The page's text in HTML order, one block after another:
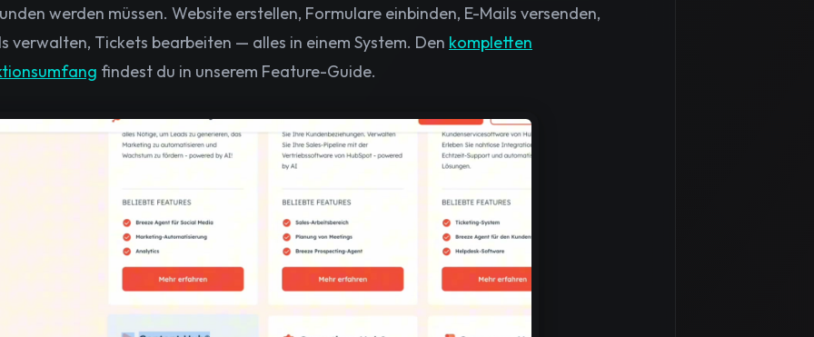
werden müssen. Website erstellen, Formulare einbinden, E-Mails versenden,
verwalten, Tickets bearbeiten — alles in einem System. Den kompletten
findest du in unserem Feature-Guide.